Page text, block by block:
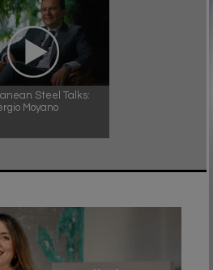
Steel Talks:
Moyano